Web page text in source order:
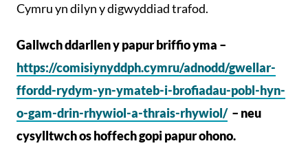
Cymru yn dilyn y digwyddiad trafod.
Gallwch ddarllen y papur briffio yma –
https://comisiynyddph.cymru/adnodd/gwellar-
ffordd-rydym-yn-ymateb-i-brofiadau-pobl-hyn-
o-gam-drin-rhywiol-a-thrais-rhywiol/ – neu
cysylltwch os hoffech gopi papur ohono.